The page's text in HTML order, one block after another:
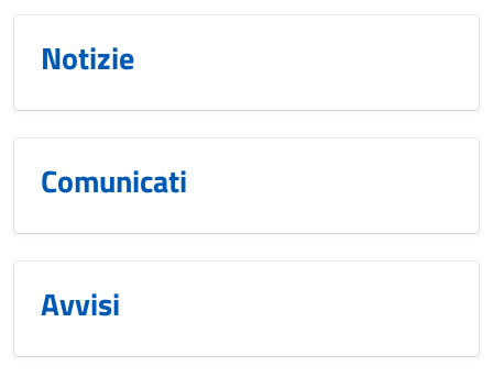
Notizie
Comunicati
Avvisi